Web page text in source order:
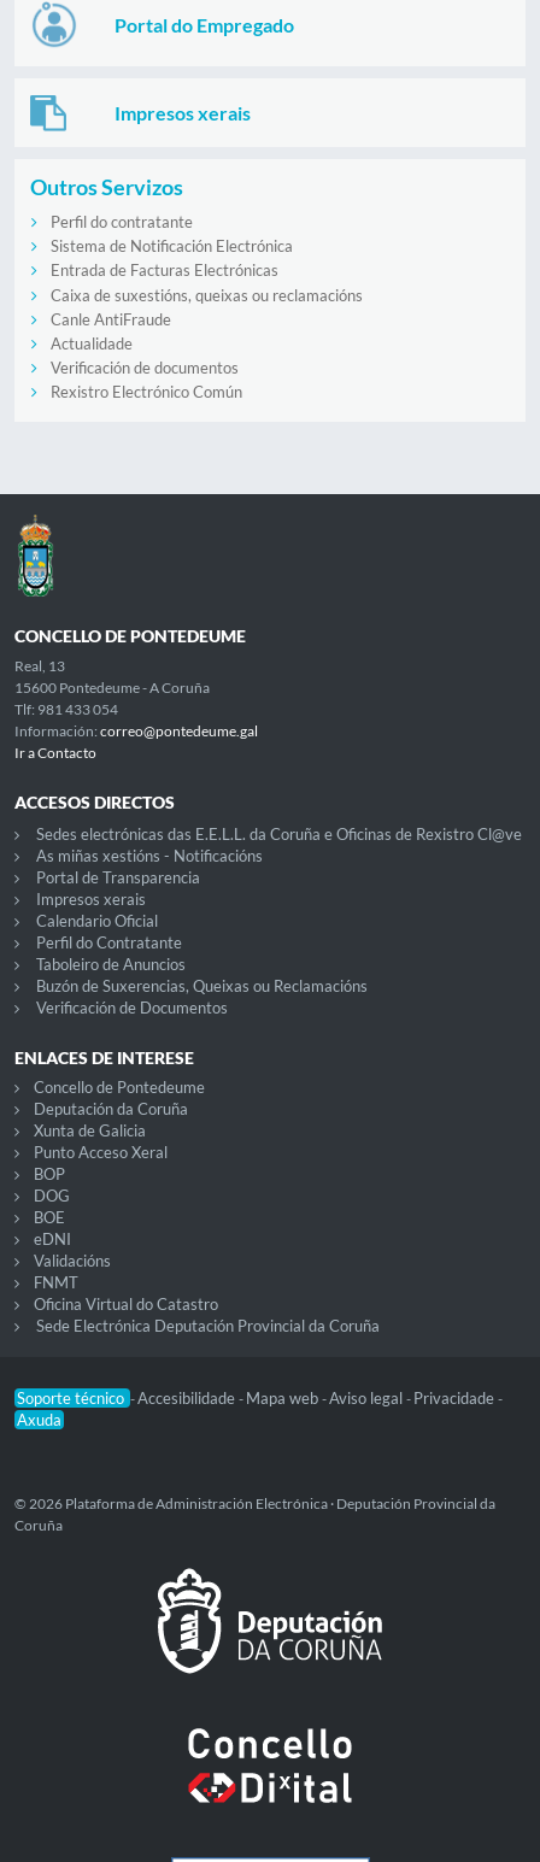
Portal do Empregado
Impresos xerais
Outros Servizos
Perfil do contratante
Sistema de Notificación Electrónica
Entrada de Facturas Electrónicas
Caixa de suxestións, queixas ou reclamacións
Canle AntiFraude
Actualidade
Verificación de documentos
Rexistro Electrónico Común
CONCELLO DE PONTEDEUME
Real, 13
15600 Pontedeume - A Coruña
Tlf: 981 433 054
Información: correo@pontedeume.gal
Ir a Contacto
ACCESOS DIRECTOS
Sedes electrónicas das E.E.L.L. da Coruña e Oficinas de Rexistro Cl@ve
As miñas xestións - Notificacións
Portal de Transparencia
Impresos xerais
Calendario Oficial
Perfil do Contratante
Taboleiro de Anuncios
Buzón de Suxerencias, Queixas ou Reclamacións
Verificación de Documentos
ENLACES DE INTERESE
Concello de Pontedeume
Deputación da Coruña
Xunta de Galicia
Punto Acceso Xeral
BOP
DOG
BOE
eDNI
Validacións
FNMT
Oficina Virtual do Catastro
Sede Electrónica Deputación Provincial da Coruña
Soporte técnico -Accesibilidade - Mapa web -Aviso legal - Privacidade -
Axuda
© 2026 Plataforma de Administración Electrónica · Deputación Provincial da
Coruña